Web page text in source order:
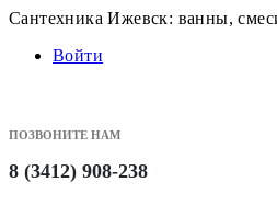
Сантехника Ижевск: ванны,
Войти
ПОЗВОНИТЕ НАМ
8 (3412) 908-238